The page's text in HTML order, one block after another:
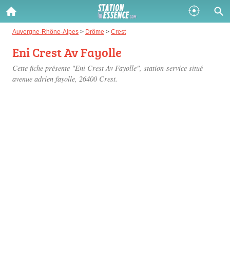
Auvergne-Rhône-Alpes > Drôme > Crest
Eni Crest Av Fayolle
Cette fiche présente "Eni Crest Av Fayolle", station-service situé
avenue adrien fayolle, 26400 Crest.
Gazole :
Disponible
SP 98 :